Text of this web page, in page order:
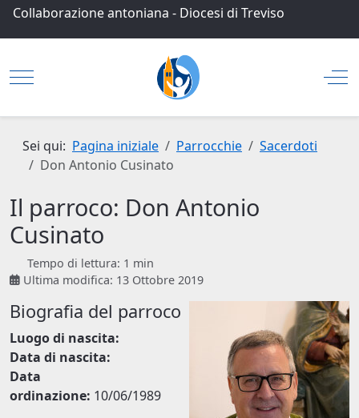
Collaborazione antoniana - Diocesi di Treviso
Mobile Menu Toggle
Sei qui: Pagina iniziale Parrocchie
Sacerdoti
Don Antonio Cusinato
Il parroco: Don Antonio
Cusinato
Tempo di lettura: 1 min
Ultima modifica: 13 Ottobre 2019
Biografia del parroco
Luogo di nascita:
Data di nascita:
Data
ordinazione: 10/06/1989